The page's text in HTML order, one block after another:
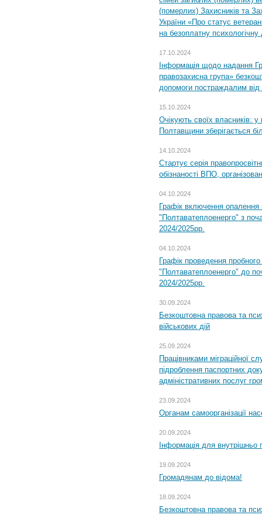
(померлих) Захисників та
України «Про статус
на безоплатну психологічну
17.10.2024
Інформація щодо надання
правозахисна група»
допомоги постраждалим від
15.10.2024
Очікують своїх власників: у
Полтавщини зберігається
14.10.2024
Стартує серія
обізнаності ВПО,
04.10.2024
Графік включення
"Полтаватеплоенерго" з
2024/2025рр.
04.10.2024
Графік проведення
"Полтаватеплоенерго" до
2024/2025рр.
30.09.2024
Безкоштовна правова та
військових дій
25.09.2024
Працівниками міграційної
підроблення паспортних
адміністративних послуг
23.09.2024
Органам самоорганізації
20.09.2024
Інформація для внутрішньо
19.09.2024
Громадянам до відома!
18.09.2024
Безкоштовна правова та